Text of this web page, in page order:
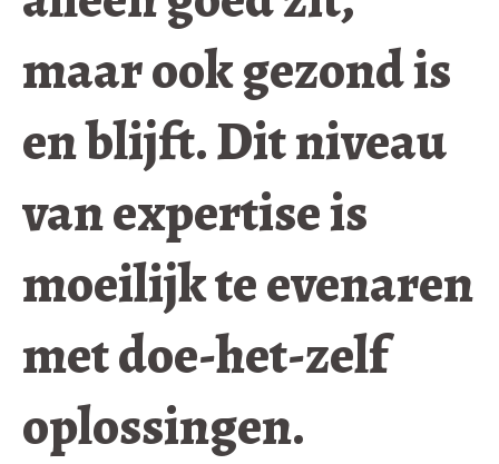
maar ook gezond is
en blijft. Dit niveau
van expertise is
moeilijk te evenaren
met doe-het-zelf
oplossingen.